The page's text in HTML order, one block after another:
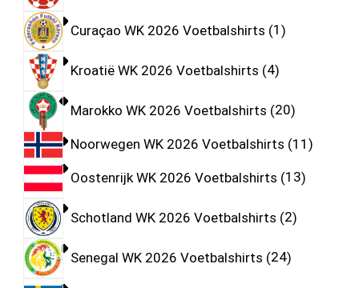
Curaçao WK 2026 Voetbalshirts 1
Kroatië WK 2026 Voetbalshirts 4
Marokko WK 2026 Voetbalshirts 20
Noorwegen WK 2026 Voetbalshirts 11
Oostenrijk WK 2026 Voetbalshirts 13
Schotland WK 2026 Voetbalshirts 2
Senegal WK 2026 Voetbalshirts 24